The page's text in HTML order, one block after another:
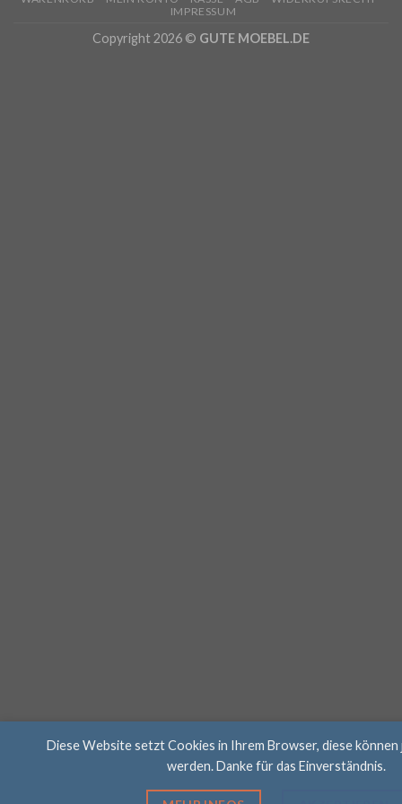
IMPRESSUM
Copyright 2026 © GUTE MOEBEL.DE
Diese Website setzt Cookies in Ihrem Browser, diese
werden. Danke für das Einverständnis.